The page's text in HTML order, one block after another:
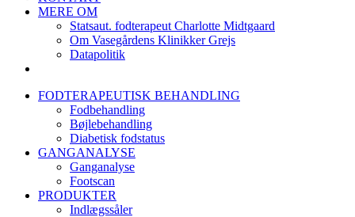
MERE OM
Statsaut. fodterapeut Charlotte Midtgaard
Om Vasegårdens Klinikker Grejs
Datapolitik
FODTERAPEUTISK BEHANDLING
Fodbehandling
Bøjlebehandling
Diabetisk fodstatus
GANGANALYSE
Ganganalyse
Footscan
PRODUKTER
Indlægssåler